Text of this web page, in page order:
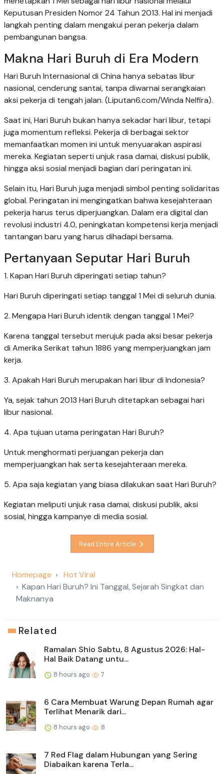
Keputusan Presiden Nomor 24 Tahun 2013. Hal ini menjadi
langkah penting dalam mengakui peran pekerja dalam
pembangunan bangsa.
Makna Hari Buruh di Era Modern
Hari Buruh Internasional di China hanya sebatas libur
nasional, cenderung santai, tanpa diwarnai serangkaian
aksi pekerja di tengah jalan. (Liputan6.com/Winda Nelfira).
Saat ini, Hari Buruh bukan hanya sekadar hari libur, tetapi
juga momentum refleksi. Pekerja di berbagai sektor
memanfaatkan momen ini untuk menyuarakan aspirasi
mereka. Kegiatan seperti unjuk rasa damai, diskusi publik,
hingga aksi sosial menjadi bagian dari peringatan ini.
Selain itu, Hari Buruh juga menjadi simbol penting solidaritas
global. Peringatan ini mengingatkan bahwa kesejahteraan
pekerja harus terus diperjuangkan. Dalam era digital dan
revolusi industri 4.0, peningkatan kompetensi kerja menjadi
tantangan baru yang harus dihadapi bersama.
Pertanyaan Seputar Hari Buruh
1. Kapan Hari Buruh diperingati setiap tahun?
Hari Buruh diperingati setiap tanggal 1 Mei di seluruh dunia.
2. Mengapa Hari Buruh identik dengan tanggal 1 Mei?
Karena tanggal tersebut merujuk pada aksi besar pekerja
di Amerika Serikat tahun 1886 yang memperjuangkan jam
kerja.
3. Apakah Hari Buruh merupakan hari libur di Indonesia?
Ya, sejak tahun 2013 Hari Buruh ditetapkan sebagai hari
libur nasional.
4. Apa tujuan utama peringatan Hari Buruh?
Untuk menghormati perjuangan pekerja dan
memperjuangkan hak serta kesejahteraan mereka.
5. Apa saja kegiatan yang biasa dilakukan saat Hari Buruh?
Kegiatan meliputi unjuk rasa damai, diskusi publik, aksi
sosial, hingga kampanye di media sosial.
Read Entire Article
Homepage
Hot Viral
Kapan Hari Buruh? Ini Tanggal, Sejarah Singkat dan
Maknanya
Related
Ramalan Shio Sabtu, 8 Agustus 2026: Hal-
Hal Baik Datang untu...
8 hours ago 7
6 Cara Membuat Warung Depan Rumah agar
Terlihat Menarik dari...
8 hours ago 8
7 Red Flag dalam Hubungan yang Sering
Diabaikan karena Terla...